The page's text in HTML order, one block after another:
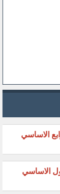
الاساسي
الاساسي